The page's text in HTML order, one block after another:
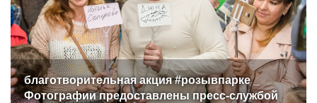
благотворительная акция #розывпарке _
Фотографии предоставлены пресс-службой